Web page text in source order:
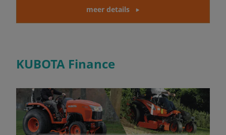
meer details
KUBOTA Finance